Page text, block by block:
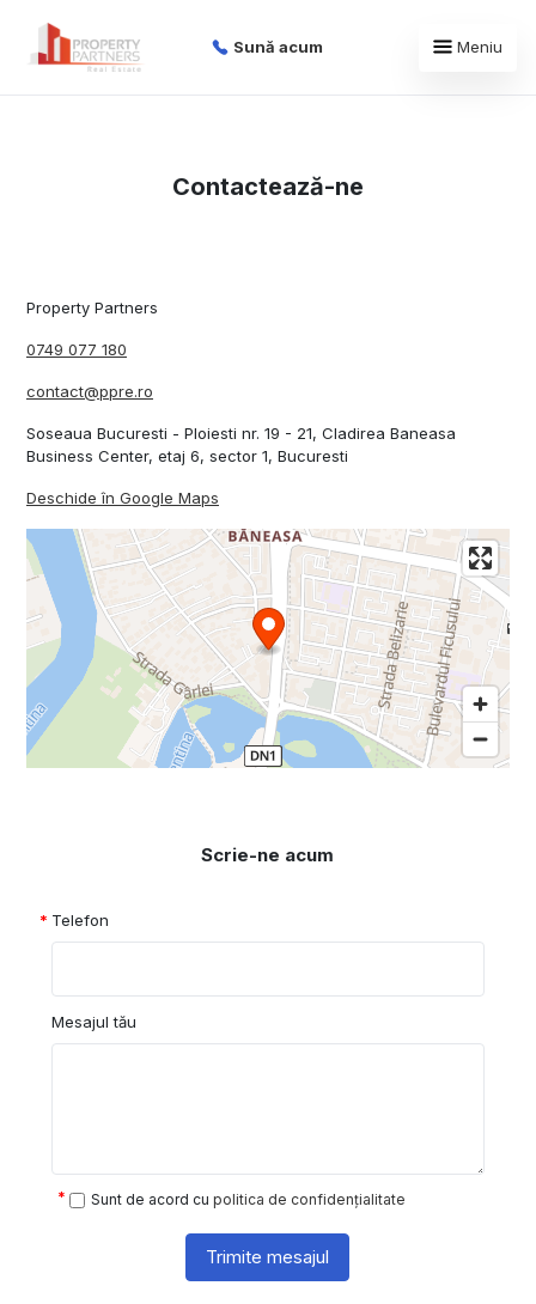
Sună acum Meniu
Contactează-ne
Property Partners
0749 077 180
contact@ppre.ro
Soseaua Bucuresti - Ploiesti nr. 19 - 21, Cladirea Baneasa
Business Center, etaj 6, sector 1, Bucuresti
Deschide în Google Maps
Scrie-ne acum
Telefon
Mesajul tău
Sunt de acord cu politica de confidențialitate
Trimite mesajul